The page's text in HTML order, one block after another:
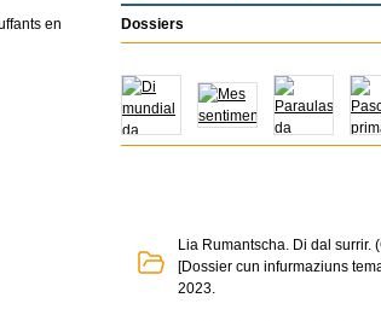
Dossiers
Lia Rumantscha. Di dal
[Dossier cun infurmaziuns
2023.